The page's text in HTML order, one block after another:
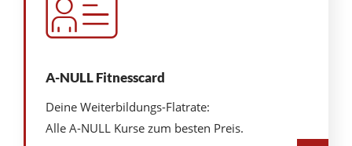
A-NULL Fitnesscard
Deine Weiterbildungs-Flatrate:
Alle A-NULL Kurse zum besten Preis.